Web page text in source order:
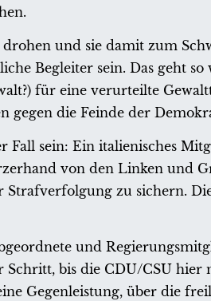
und sie damit zum
Begleiter sein. Das geht so
für eine verurteilte
gegen die Feinde der
Fall sein: Ein italienisches
von den Linken und
zu sichern.
und
bis die CDU/CSU hier
Gegenleistung, über die